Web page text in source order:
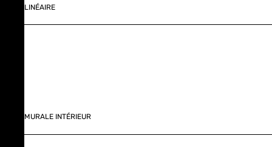
LINÉAIRE
MURALE INTÉRIEUR